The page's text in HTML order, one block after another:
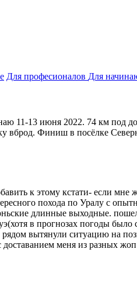
Для професионалов Для
11-13 июня 2022. 74 км под
вброд. Финиш в посёлке
к этому кстати- если
похода по Уралу с
длинные выходные. пошел
в прогнозах погоды
вытянули ситуацию на
доставанием меня из разных